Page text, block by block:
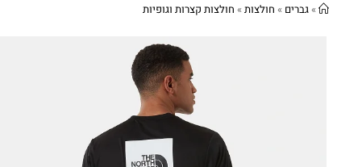
»גברים » חולצות» חולצות קצרות וגופיות